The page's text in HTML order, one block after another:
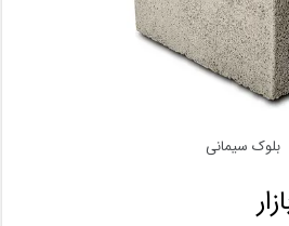
بلوک سیمانی